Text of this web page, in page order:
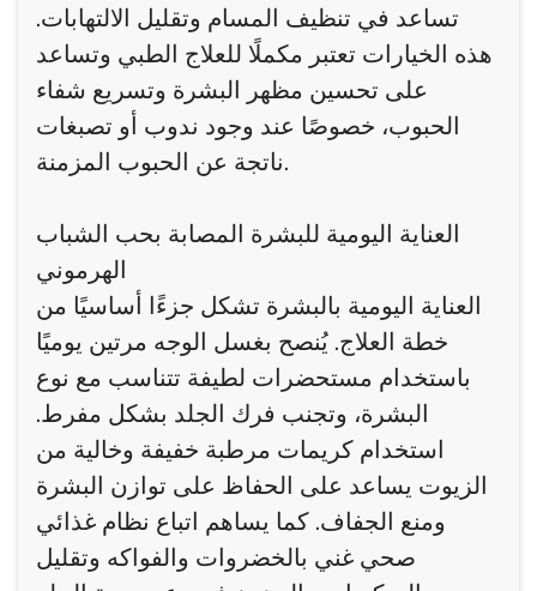
تساعد في تنظيف المسام وتقليل الالتهابات.
هذه الخيارات تعتبر مكملًا للعلاج الطبي وتساعد
على تحسين مظهر البشرة وتسريع شفاء
الحبوب، خصوصًا عند وجود ندوب أو تصبغات
ناتجة عن الحبوب المزمنة.
العناية اليومية للبشرة المصابة بحب الشباب
الهرموني
العناية اليومية بالبشرة تشكل جزءًا أساسيًا من
خطة العلاج. يُنصح بغسل الوجه مرتين يوميًا
باستخدام مستحضرات لطيفة تتناسب مع نوع
البشرة، وتجنب فرك الجلد بشكل مفرط.
استخدام كريمات مرطبة خفيفة وخالية من
الزيوت يساعد على الحفاظ على توازن البشرة
ومنع الجفاف. كما يساهم اتباع نظام غذائي
صحي غني بالخضروات والفواكه وتقليل